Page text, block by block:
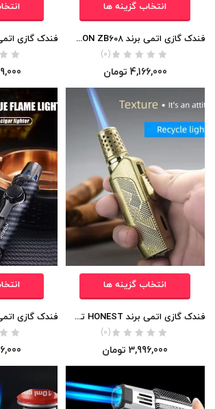
انتخاب گزینه ها
فندک گازی اتمی برند JOBON ZB608 اورجینال
(0)
4,166,000 تومان
انتخاب گزینه ها
فندک گازی اتمی برند HONEST تک شعله اورجینال
(0)
3,996,000 تومان